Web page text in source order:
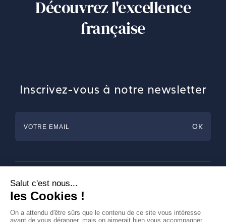
Découvrez l'excellence
française
Inscrivez-vous à notre newsletter
Horlogerie
Bijouterie & Joaillerie
Arts de la table
Magazine